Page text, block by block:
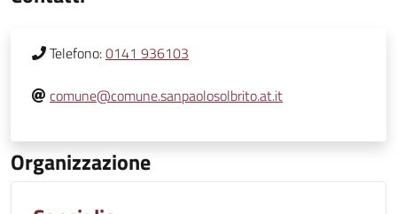
Telefono:0141 936103
comune@comune.sanpaolosolbrito.at.it
Organizzazione